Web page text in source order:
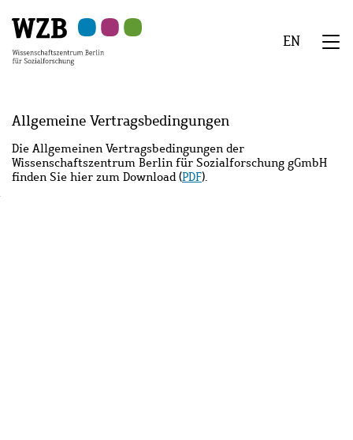
Hauptinhalt
springen
Navigation
springen
Suche
springen
Sekundärnavigation
springen
Fußzeile
springen
EN
Allgemeine Vertragsbedingungen
Die Allgemeinen Vertragsbedingungen der
Wissenschaftszentrum Berlin für Sozialforschung gGmbH
finden Sie hier zum Download (PDF).